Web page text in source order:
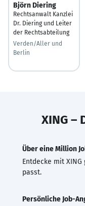
Björn Diering
Rechtsanwalt Kanzlei
Dr. Diering und Leiter
der Rechtsabteilung
Verden/Aller und
Berlin
XING –
Über eine Million
Entdecke mit
passt.
Persönliche Job-